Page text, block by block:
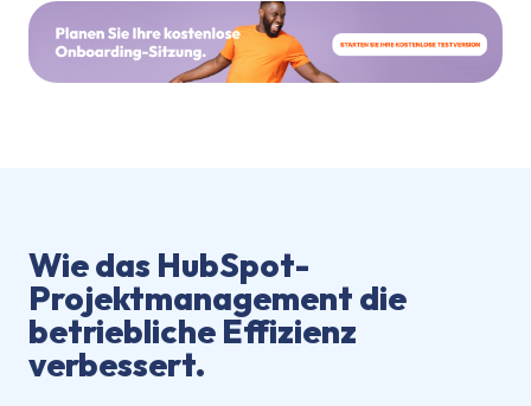
Wie das HubSpot-
Projektmanagement die
betriebliche Effizienz
verbessert.